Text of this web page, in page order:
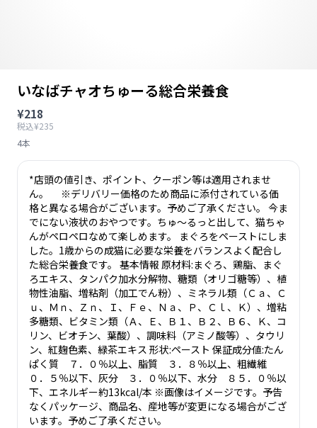
いなばチャオちゅーる総合栄養食
¥218
税込¥235
4本
*店頭の値引き、ポイント、クーポン等は適用されませ
ん。 ※デリバリー価格のため商品に添付されている価
格と異なる場合がございます。予めご了承ください。 今ま
でにない液状のおやつです。ちゅ〜るっと出して、猫ちゃ
んがペロペロなめて楽しめます。 まぐろをペーストにしま
した。1歳からの成猫に必要な栄養をバランスよく配合し
た総合栄養食です。 基本情報 原材料:まぐろ、鶏脂、まぐ
ろエキス、タンパク加水分解物、糖類（オリゴ糖等）、植
物性油脂、増粘剤（加工でん粉）、ミネラル類（Ｃａ、Ｃ
ｕ、Ｍｎ、Ｚｎ、Ｉ、Ｆｅ、Ｎａ、Ｐ、Ｃｌ、Ｋ）、増粘
多糖類、ビタミン類（Ａ、Ｅ、Ｂ１、Ｂ２、Ｂ６、Ｋ、コ
リン、ビオチン、葉酸）、調味料（アミノ酸等）、タウリ
ン、紅麹色素、緑茶エキス 形状:ペースト 保証成分値:たん
ぱく質 ７．０％以上、脂質 ３．８％以上、粗繊維
０．５％以下、灰分 ３．０％以下、水分 ８５．０％以
下、エネルギー約13kcal/本 ※画像はイメージです。予告
なくパッケージ、商品名、産地等が変更になる場合がござ
います。予めご了承ください。